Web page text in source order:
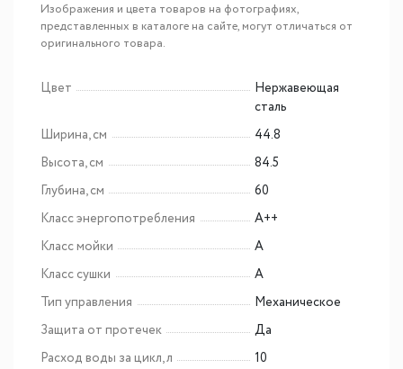
Изображения и цвета товаров на фотографиях,
представленных в каталоге на сайте, могут отличаться от
оригинального товара.
Цвет
Нержавеющая
сталь
Ширина, см
44.8
Высота, см
84.5
Глубина, см
60
Класс энергопотребления
A++
Класс мойки
A
Класс сушки
A
Тип управления
Механическое
Защита от протечек
Да
Расход воды за цикл, л
10